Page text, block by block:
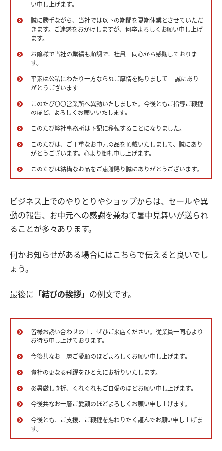
い申し上げます。
誠に勝手ながら、当社では以下の期間を夏期休業とさせていただ
きます。ご迷惑をおかけしますが、何卒よろしくお願い申し上げ
ます。
お陰様で当社の業績も順調で、社員一同心から感謝しておりま
す。
平素は公私にわたり一方ならぬご厚情を賜りまして 誠にあり
がとうございます
このたび〇〇営業所へ異動いたしました。今後ともご指導ご鞭撻
のほど、よろしくお願いいたします。
このたび弊社事務所は下記に移転することになりました。
このたびは、ご丁重なお中元の品を頂戴いたしまして、誠にあり
がとうございます。心より御礼申し上げます。
このたびは結構なお品をご恵贈賜り誠にありがとうございます。
ビジネス上でのやりとりやショップからは、セールや異
動の報告、お中元への感謝を兼ねて暑中見舞いが送られ
ることが多々あります。
何かお知らせがある場合にはこちらで伝えると良いでし
ょう。
最後に 「結びの挨拶」 の例文です。
皆様お誘い合わせの上、ぜひご来店ください。従業員一同心より
お待ち申し上げております。
今後共なお一層ご愛顧のほどよろしくお願い申し上げます。
貴社の更なる飛躍をひとえにお祈りいたします。
炎暑厳しき折、くれぐれもご自愛のほどお願い申し上げます。
今後共なお一層ご愛顧のほどよろしくお願い申し上げます。
今後とも、ご支援、ご鞭撻を賜わりたく謹んでお願い申し上げま
す。